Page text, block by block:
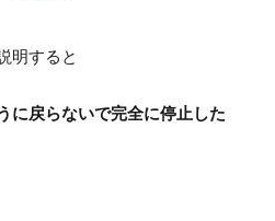
明すると
に戻らないで完全に停止した